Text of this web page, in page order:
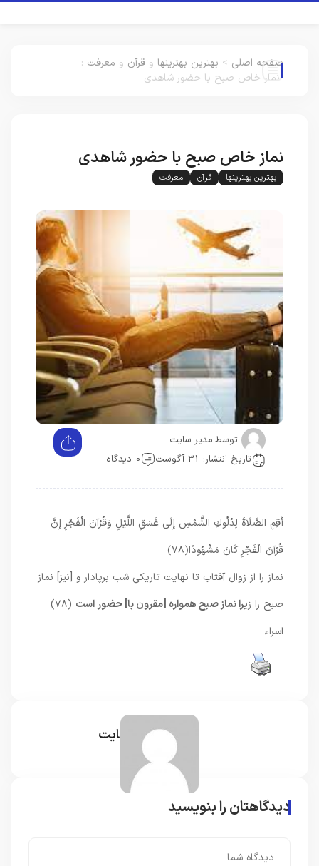
صفحه اصلی > بهترین بهترینها و قرآن و معرفت :
نماز خاص صبح با حضور شاهدی
نماز خاص صبح با حضور شاهدی
بهترین بهترینها قرآن معرفت
توسط:مدیر سایت
تاریخ انتشار: 31 آگوست
0 دیدگاه
أَقِمِ الصَّلَاةَ لِدُلُوكِ الشَّمْسِ إِلَى غَسَقِ اللَّيْلِ وَقُرْآنَ الْفَجْرِ إِنَّ
قُرْآنَ الْفَجْرِ كَانَ مَشْهُودًا﴿۷۸﴾
نماز را از زوال آفتاب تا نهايت تاريكى شب برپادار و [نيز] نماز
صبح را زيرا نماز صبح همواره [مقرون با] حضور است (۷۸)
اسراء
مدیر سایت
دیدگاهتان را بنویسید